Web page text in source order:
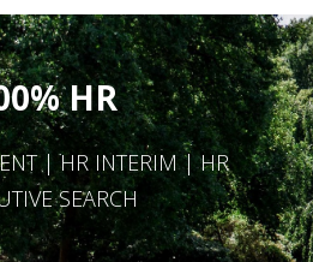
HR
| HR INTERIM | HR
SEARCH